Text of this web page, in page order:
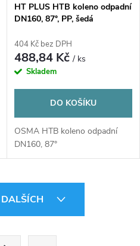
HT PLUS HTB koleno odpadní
DN160, 87°, PP, šedá
404 Kč bez DPH
488,84 Kč/ ks
Skladem
DO KOŠÍKU
OSMA HTB koleno odpadní
DN160, 87°